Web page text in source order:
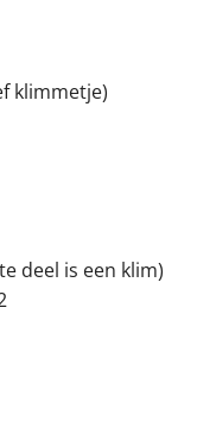
klimmetje)
deel is een klim)